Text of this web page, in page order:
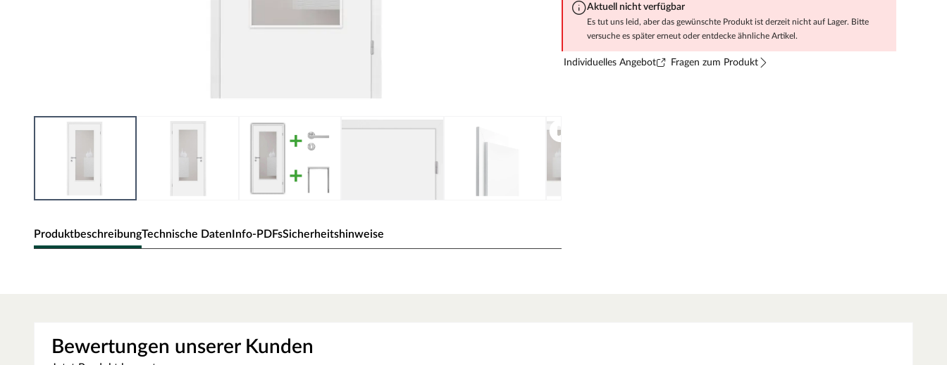
ProduktbeschreibungTechnische DatenInfo-PDFsSicherheitshinweise
Die Tür besitzt eine Laminatoberfläche, auch CPL (Continious Pressure Laminate) genannt, die widerstandsfähig,
Aktuell nicht verfügbar
Es tut uns leid, aber das gewünschte Produkt ist derzeit nicht auf Lager. Bitte
versuche es später erneut oder entdecke ähnliche Artikel.
Individuelles Angebot Fragen zum Produkt
Bewertungen unserer Kunden